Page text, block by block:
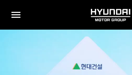
전체
HYUNDAI
MOTOR
GROUP